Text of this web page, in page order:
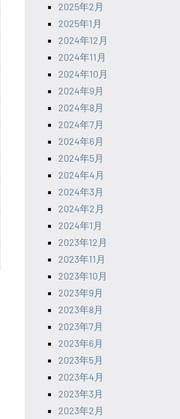
2025年2月
2025年1月
2024年12月
2024年11月
2024年10月
2024年9月
2024年8月
2024年7月
2024年6月
2024年5月
2024年4月
2024年3月
2024年2月
2024年1月
2023年12月
2023年11月
2023年10月
2023年9月
2023年8月
2023年7月
2023年6月
2023年5月
2023年4月
2023年3月
2023年2月